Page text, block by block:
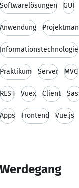
Softwarelösungen GUI
Anwendung
Informationstechnologie
Praktikum Server MVC
REST Vuex Client
Apps Frontend Vue.js
Werdegang